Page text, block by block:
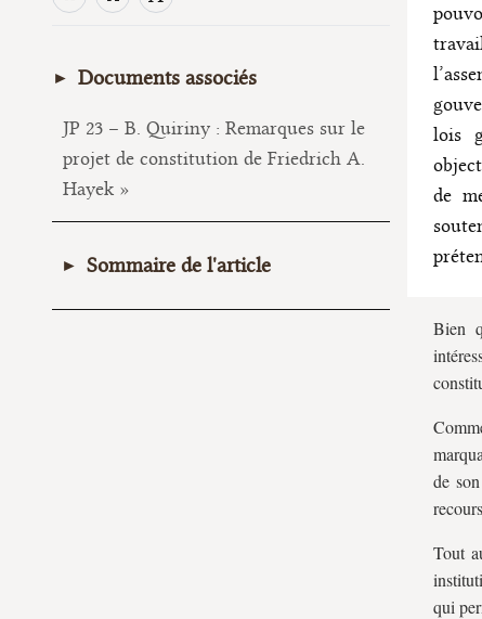
Documents associés
JP 23 – B. Quiriny : Remarques sur le
projet de constitution de Friedrich A.
Hayek »
Sommaire de l'article
I. Éliminer l’influence des factions
lois
de
Bien
de
Tout
qui